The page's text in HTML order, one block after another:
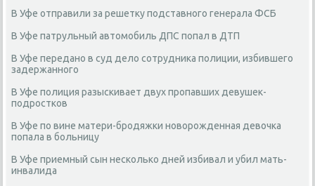
В Уфе отправили за решетку подставного генерала ФСБ
В Уфе патрульный автомобиль ДПС попал в ДТП
В Уфе передано в суд дело сотрудника полиции, избившего
задержанного
В Уфе полиция разыскивает двух пропавших девушек-
подростков
В Уфе по вине матери-бродяжки новорожденная девочка
попала в больницу
В Уфе приемный сын несколько дней избивал и убил мать-
инвалида